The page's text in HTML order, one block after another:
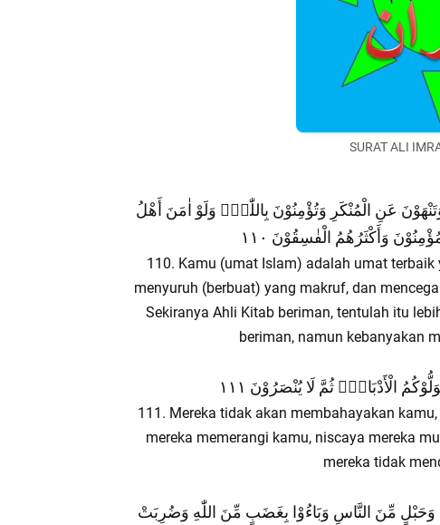
SURAT ALI
عَنِ الْمُنْكَرِ وَتُؤْمِنُوْنَ بِاللّٰهِۗ وَلَوْ اٰمَنَ أَهْلُ
وَأَكْثَرُهُمُ الْفٰسِقُوْنَ ١١٠
110. Kamu (umat Islam) adalah umat
menyuruh (berbuat) yang makruf, dan
Sekiranya Ahli Kitab beriman, tentulah itu
beriman, namun kebanyakan
الْأَدْبَارَۗ ثُمَّ لَا يُنْصَرُوْنَ ١١١
111. Mereka tidak akan membahayakan
mereka memerangi kamu, niscaya mereka
mereka tidak
وَحَبْلٍ مِّنَ النَّاسِ وَبَاءُوْا بِغَضَبٍ مِّنَ اللّٰهِ وَضُرِبَتْ